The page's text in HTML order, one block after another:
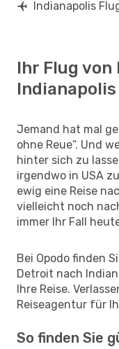
Indianapolis
Ihr Flug
Indianapolis
Jemand hat mal
ohne Reue“. Und
hinter sich zu
irgendwo in USA
ewig eine Reise
vielleicht noch
immer Ihr Fall
Bei Opodo finden
Detroit nach
Ihre Reise.
Reiseagentur für
So finden Sie